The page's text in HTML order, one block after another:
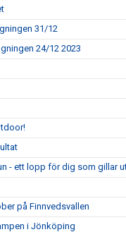
31/12
24/12 2023
- ett lopp för dig som gillar
på Finnvedsvallen
i Jönköping